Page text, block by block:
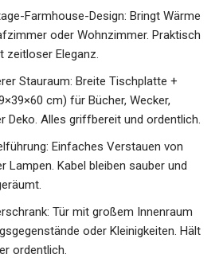
Farmhouse-Design: Bringt Wärme
oder Wohnzimmer. Praktisch
zeitloser Eleganz.
Stauraum: Breite Tischplatte +
cm) für Bücher, Wecker,
Deko. Alles griffbereit und ordentlich.
Einfaches Verstauen von
Lampen. Kabel bleiben sauber und
Tür mit großem Innenraum
oder Kleinigkeiten. Hält
ordentlich.